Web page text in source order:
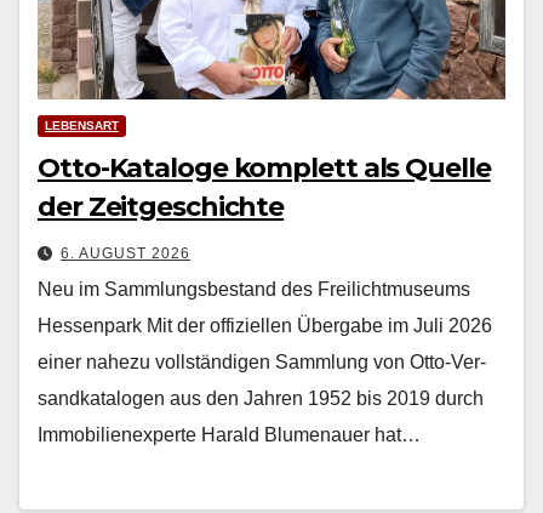
LEBENSART
Otto-Kataloge komplett als Quelle
der Zeitgeschichte
6. AUGUST 2026
Neu im Sammlungsbestand des Freilichtmuseums
Hessenpark Mit der offiziellen Über­gabe im Juli 2026
ein­er nahezu voll­ständi­gen Samm­lung von Otto-Ver­
sand­kat­a­lo­gen aus den Jahren 1952 bis 2019 durch
Immo­bilienex­perte Har­ald Blu­me­nauer hat…